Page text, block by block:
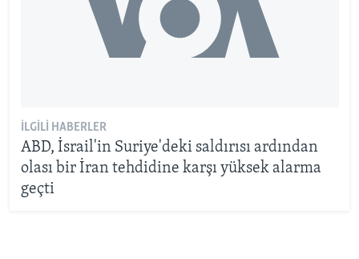
İLGILI HABERLER
ABD, İsrail'in Suriye'deki saldırısı ardından
olası bir İran tehdidine karşı yüksek alarma
geçti